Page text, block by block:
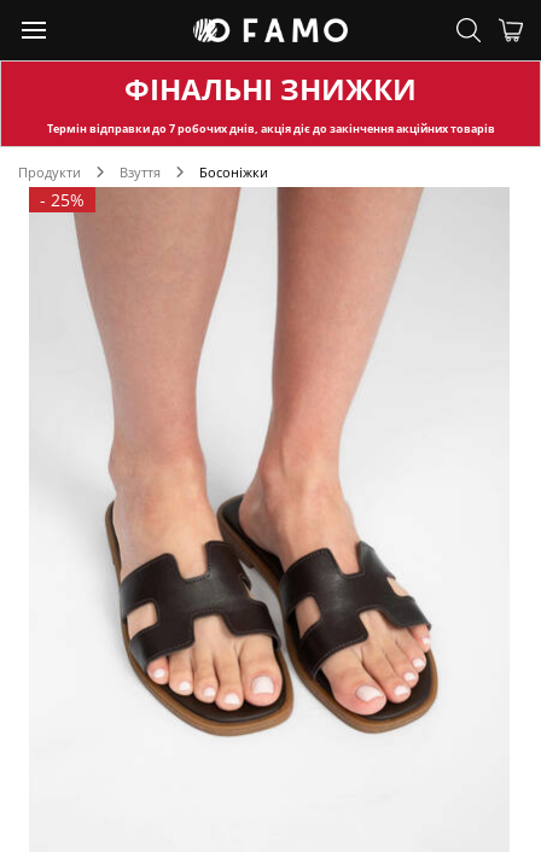
ФІНАЛЬНІ ЗНИЖКИ
Термін відправкидо 7 робочих днів, акція діє до закінчення акційних товарів
Продукти Взуття Босоніжки
- 25%